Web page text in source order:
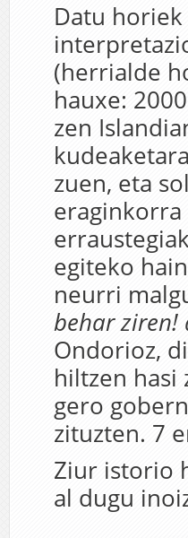
Datu
(herrialde
hauxe:
zen
zuen, eta
egiteko
neurri
behar ziren!
Ondorioz,
hiltzen hasi
gero
zituzten. 7
Ziur istorio
al dugu